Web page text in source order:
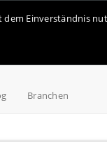
Einverständnis
Branchen